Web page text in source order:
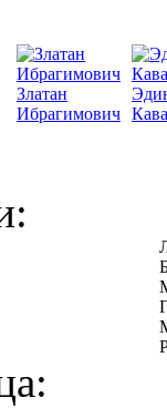
Златан
Ибрагимович